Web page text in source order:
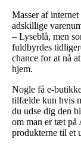
Masser af
adskillige
– Lyseblå, men
fuldbyrdes
chance for at nå
hjem.
Nogle få e-
tilfælde kun hvis
du udse dig den
om man er tæt på
produkterne til et